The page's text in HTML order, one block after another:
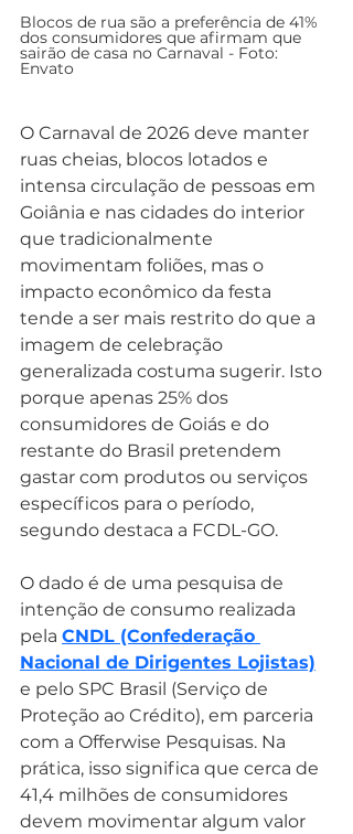
Blocos de rua são a preferência de 41%
dos consumidores que afirmam que
sairão de casa no Carnaval - Foto:
Envato
O Carnaval de 2026 deve manter
ruas cheias, blocos lotados e
intensa circulação de pessoas em
Goiânia e nas cidades do interior
que tradicionalmente
movimentam foliões, mas o
impacto econômico da festa
tende a ser mais restrito do que a
imagem de celebração
generalizada costuma sugerir. Isto
porque apenas 25% dos
consumidores de Goiás e do
restante do Brasil pretendem
gastar com produtos ou serviços
específicos para o período,
segundo destaca a FCDL-GO.
O dado é de uma pesquisa de
intenção de consumo realizada
pela CNDL (Confederação
Nacional de Dirigentes Lojistas)
e pelo SPC Brasil (Serviço de
Proteção ao Crédito), em parceria
com a Offerwise Pesquisas. Na
prática, isso significa que cerca de
41,4 milhões de consumidores
devem movimentar algum valor